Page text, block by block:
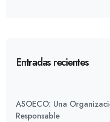
Entradas recientes
ASOECO: Una
Responsable